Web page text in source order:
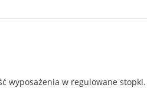
wyposażenia w regulowane